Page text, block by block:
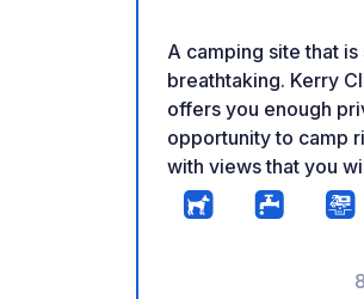
A camping site that
breathtaking. Kerry
offers you enough
opportunity to camp
with views that you
remember. There
refilling facilities
Campers have
8